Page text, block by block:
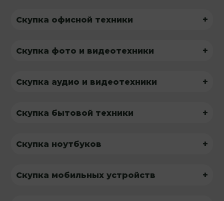
Скупка офисной техники +
Скупка фото и видеотехники +
Скупка аудио и видеотехники +
Скупка бытовой техники +
Скупка ноутбуков +
Скупка мобильных устройств +